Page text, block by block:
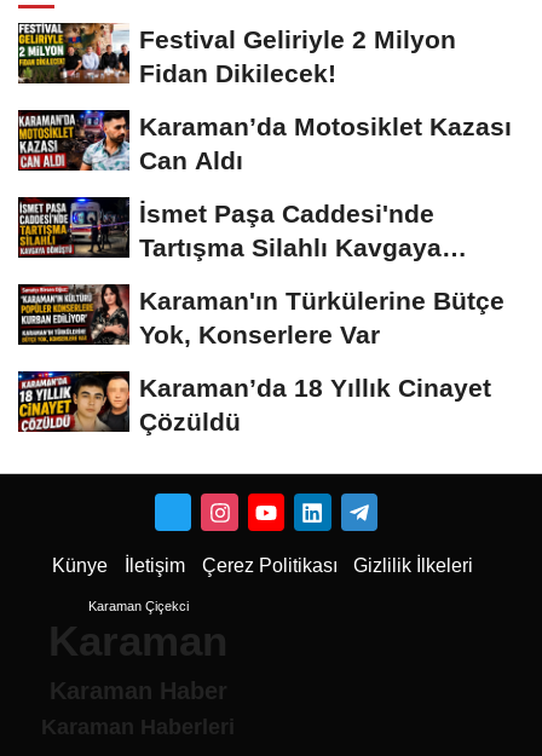
Festival Geliriyle 2 Milyon
Fidan Dikilecek!
Karaman’da Motosiklet Kazası
Can Aldı
İsmet Paşa Caddesi'nde
Tartışma Silahlı Kavgaya
Karaman'ın Türkülerine Bütçe
Yok, Konserlere Var
Karaman’da 18 Yıllık Cinayet
Çözüldü
Künye İletişim Çerez Politikası Gizlilik İlkeleri
Karaman Çiçekci
Karaman
Karaman Haber
Karaman Haberleri